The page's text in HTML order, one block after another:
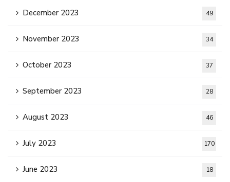
December 2023 49
November 2023 34
October 2023 37
September 2023 28
August 2023 46
July 2023 170
June 2023 18